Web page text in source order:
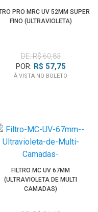
PRO MRC UV 52MM SUPER
FINO (ULTRAVIOLETA)
DE: R$ 60,83
POR: R$ 57,75
À VISTA NO BOLETO
FILTRO MC UV 67MM
(ULTRAVIOLETA DE MULTI
CAMADAS)